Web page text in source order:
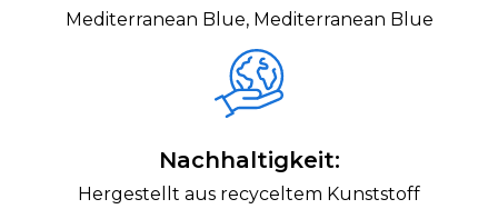
Mediterranean Blue, Mediterranean Blue
Nachhaltigkeit:
Hergestellt aus recyceltem Kunststoff